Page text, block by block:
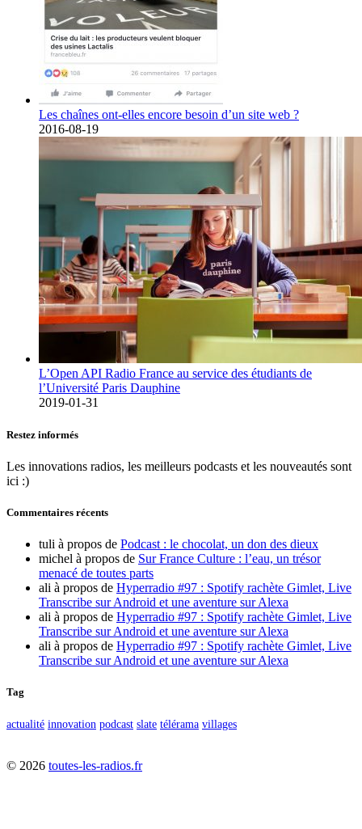
Les chaînes ont-elles encore besoin d’un site web ?
2016-08-19
L’Open API Radio France au service des étudiants de
l’Université Paris Dauphine
2019-01-31
Restez informés
Les innovations radios, les meilleurs podcasts et les nouveautés sont
ici :)
Commentaires récents
tuli à propos de Podcast : le chocolat, un don des dieux
michel à propos de Sur France Culture : l’eau, un trésor
menacé de toutes parts
ali à propos de Hyperradio #97 : Spotify rachète Gimlet, Live
Transcribe sur Android et une aventure sur Alexa
ali à propos de Hyperradio #97 : Spotify rachète Gimlet, Live
Transcribe sur Android et une aventure sur Alexa
ali à propos de Hyperradio #97 : Spotify rachète Gimlet, Live
Transcribe sur Android et une aventure sur Alexa
Tag
actualité innovation podcast slate télérama villages
© 2026 toutes-les-radios.fr